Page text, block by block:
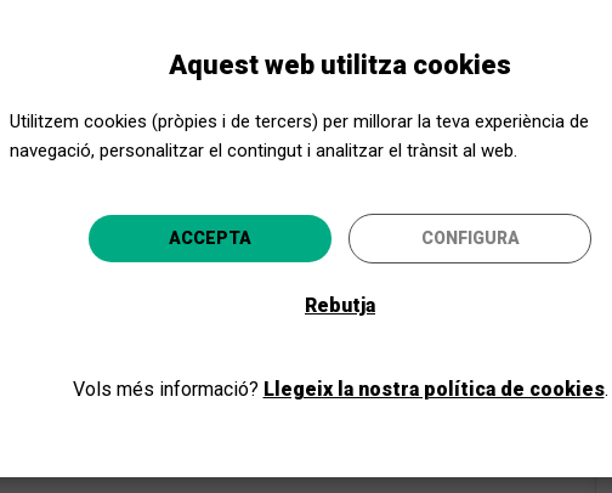
històries representades per dos actors que interpreten els
amb el seu gos a un cantant que perd la veu, passant per uns
la seva marioneta.
Apropa Cultura, encara més a prop!
Selecciona la teva província i gaudeix de la cultura per a
Aquest web utilitza cookies
Utilitzem cookies (pròpies i de tercers) per millorar la teva experiència de
navegació, personalitzar el contingut i analitzar el trànsit al web.
ACCEPTA CONFIGURA
Rebutja
Vols més informació? Llegeix la nostra política de cookies.